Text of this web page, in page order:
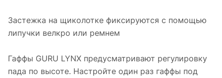
Застежка на щиколотке фиксируются с помощью
липучки велкро или ремнем
Гаффы GURU LYNX предусматривают регулировку
пада по высоте. Настройте один раз гаффы под